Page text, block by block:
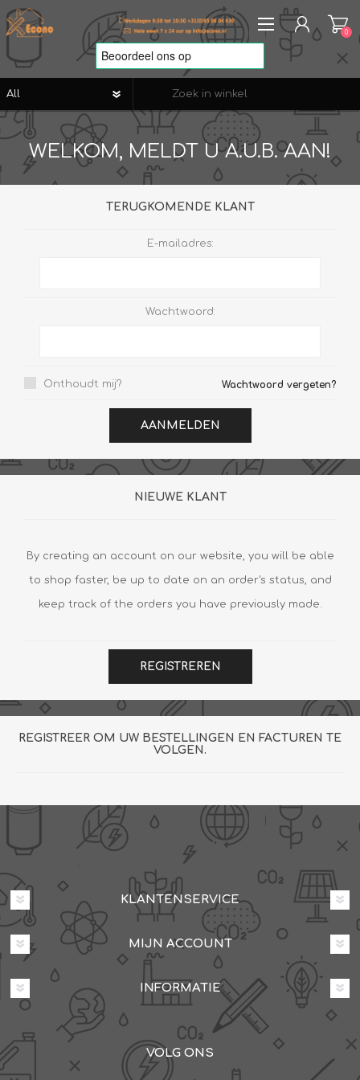
REGISTREREN
AANMELDEN
VERLANGLIJST
0
0
WELKOM, MELDT U A.U.B. AAN!
TERUGKOMENDE KLANT
E-mailadres:
Wachtwoord:
Onthoudt mij? Wachtwoord vergeten?
AANMELDEN
NIEUWE KLANT
By creating an account on our website, you will be able
to shop faster, be up to date on an order's status, and
keep track of the orders you have previously made.
REGISTREREN
REGISTREER OM UW BESTELLINGEN EN FACTUREN TE
VOLGEN.
KLANTENSERVICE
MIJN ACCOUNT
INFORMATIE
VOLG ONS